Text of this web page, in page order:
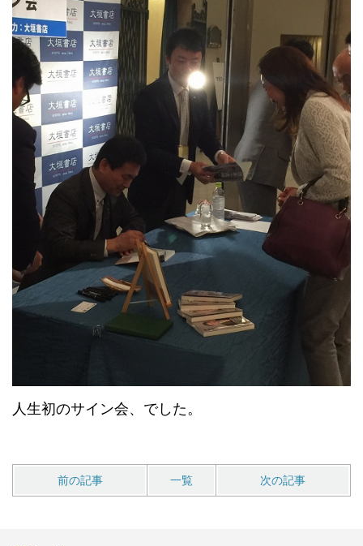
人生初のサイン会、でした。
前の記事 一覧 次の記事